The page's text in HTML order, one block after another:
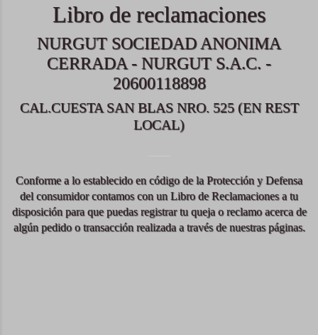
Libro de reclamaciones
NURGUT SOCIEDAD ANONIMA
CERRADA - NURGUT S.A.C. -
20600118898
CAL.CUESTA SAN BLAS NRO. 525 (EN REST
LOCAL)
Conforme a lo establecido en código de la Protección y Defensa
del consumidor contamos con un Libro de Reclamaciones a tu
disposición para que puedas registrar tu queja o reclamo acerca de
algún pedido o transacción realizada a través de nuestras páginas.